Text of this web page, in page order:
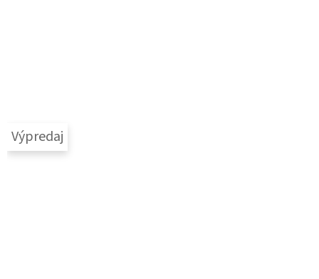
Výpredaj